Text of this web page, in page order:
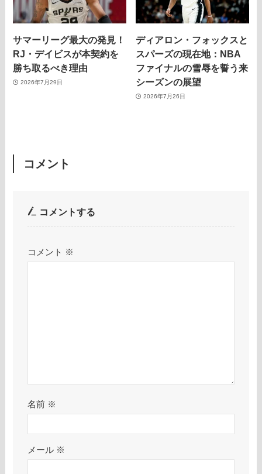
サマーリーグ最大の発見！
RJ・デイビスが本契約を
勝ち取るべき理由
2026年7月29日
ディアロン・フォックスと
スパーズの現在地：NBA
ファイナルの雪辱を誓う来
シーズンの展望
2026年7月26日
コメント
コメントする
コメント ※
名前 ※
メール ※